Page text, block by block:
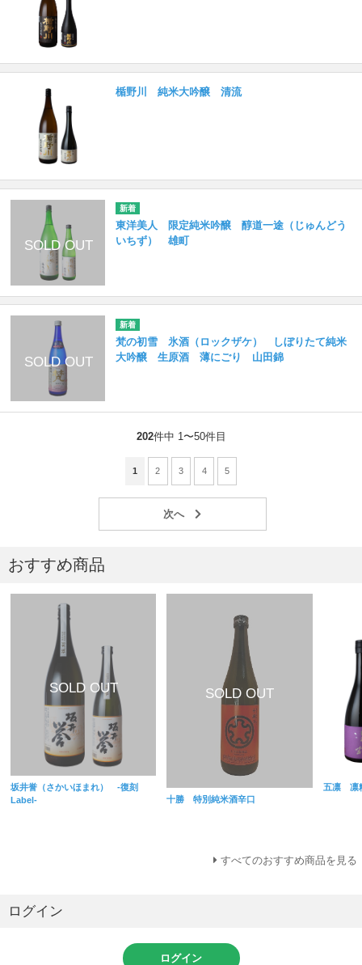
楯野川 純米大吟醸 清流
東洋美人 限定純米吟醸 醇道一途（じゅんどう
いちず） 雄町
梵の初雪 氷酒（ロックザケ） しぼりたて純米
大吟醸 生原酒 薄にごり 山田錦
202件中 1〜50件目
1 2 3 4 5
おすすめ商品
坂井誉（さかいほまれ） -復刻
Label-
十勝 特別純米酒辛口
五凛 凛
すべてのおすすめ商品を見る
ログイン
ログイン